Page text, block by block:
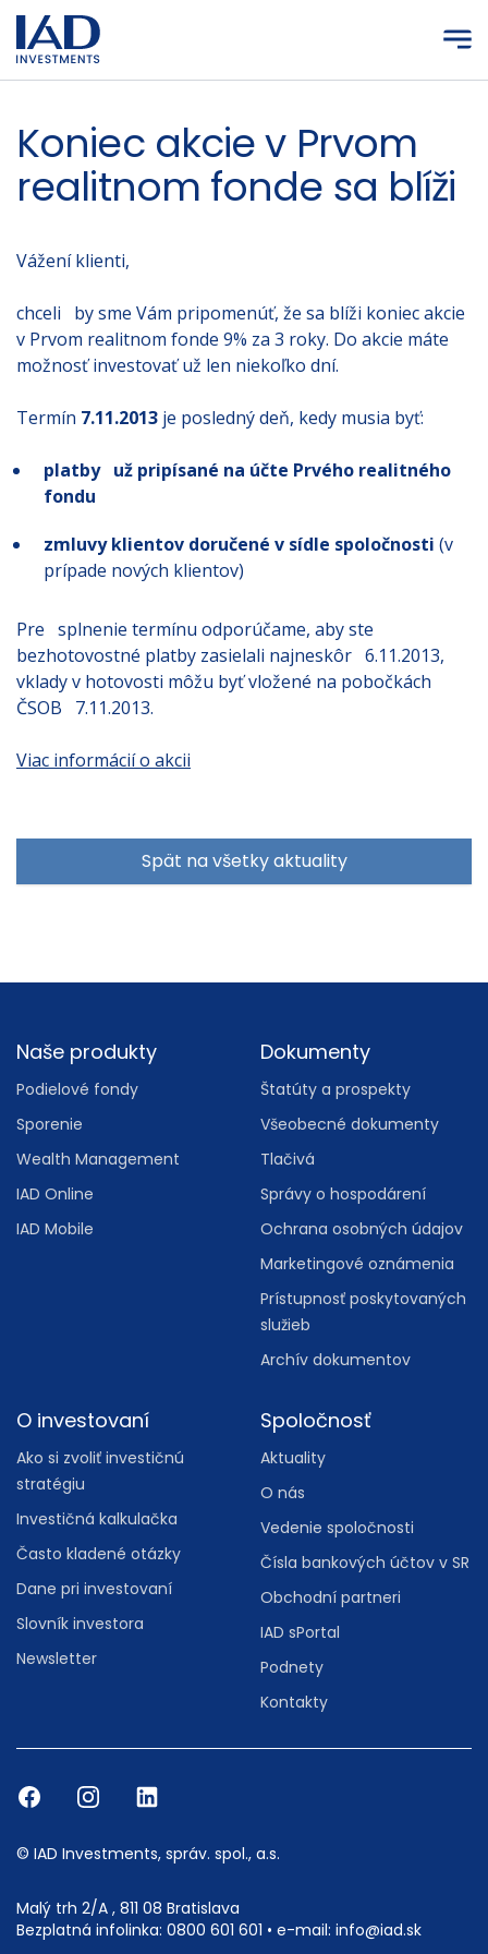
Prejsť na hlavný obsah
Koniec akcie v Prvom
realitnom fonde sa blíži
Vážení klienti,
chceli by sme Vám pripomenúť, že sa blíži koniec akcie
v Prvom realitnom fonde 9% za 3 roky. Do akcie máte
možnosť investovať už len niekoľko dní.
Termín 7.11.2013 je posledný deň, kedy musia byť:
platby už pripísané na účte Prvého realitného
fondu
zmluvy klientov doručené v sídle spoločnosti (v
prípade nových klientov)
Pre splnenie termínu odporúčame, aby ste
bezhotovostné platby zasielali najneskôr 6.11.2013,
vklady v hotovosti môžu byť vložené na pobočkách
ČSOB 7.11.2013.
Viac informácií o akcii
Spät na všetky aktuality
Footer
Naše produkty
Podielové fondy
Sporenie
Wealth Management
IAD Online
IAD Mobile
Dokumenty
Štatúty a prospekty
Všeobecné dokumenty
Tlačivá
Správy o hospodárení
Ochrana osobných údajov
Marketingové oznámenia
Prístupnosť poskytovaných
služieb
Archív dokumentov
O investovaní
Ako si zvoliť investičnú
stratégiu
Investičná kalkulačka
Často kladené otázky
Dane pri investovaní
Slovník investora
Newsletter
Spoločnosť
Aktuality
O nás
Vedenie spoločnosti
Čísla bankových účtov v SR
Obchodní partneri
IAD sPortal
Podnety
Kontakty
© IAD Investments, správ. spol., a.s.
Malý trh 2/A , 811 08 Bratislava
Bezplatná infolinka: 0800 601 601 • e-mail: info@iad.sk